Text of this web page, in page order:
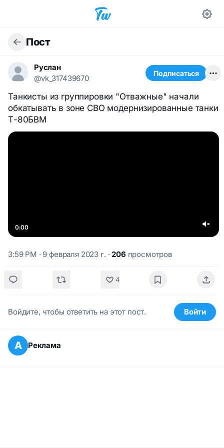
Пост
Руслан
@vk_317439670
Подписаться
Танкисты из группировки "Отважные" начали
обкатывать в зоне СВО модернизированные танки
Т-80БВМ
0:00
3:59 PM · 9 февраля 2023 г. · 206 просмотров
4
Войдите, чтобы ответить на этот пост. Войти
А Реклама